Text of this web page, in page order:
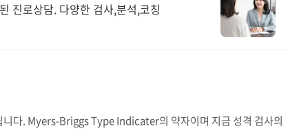
진로상담. 다양한 검사,분석,코칭
니다. Myers-Briggs Type Indicater의 약자이며 지금 성격 검사의